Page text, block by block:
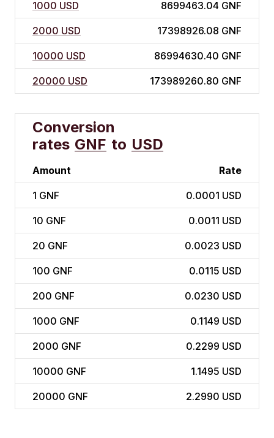
1000 USD 8699463.04 GNF
2000 USD 17398926.08 GNF
10000 USD 86994630.40 GNF
20000 USD 173989260.80 GNF
Conversion
rates GNF to USD
Amount Rate
1 GNF 0.0001 USD
10 GNF 0.0011 USD
20 GNF 0.0023 USD
100 GNF 0.0115 USD
200 GNF 0.0230 USD
1000 GNF 0.1149 USD
2000 GNF 0.2299 USD
10000 GNF 1.1495 USD
20000 GNF 2.2990 USD